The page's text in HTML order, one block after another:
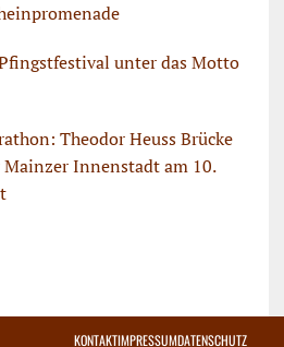
unter das Motto
Theodor Heuss Brücke
Innenstadt am 10.
KONTAKTIMPRESSUMDATENSCHUTZ